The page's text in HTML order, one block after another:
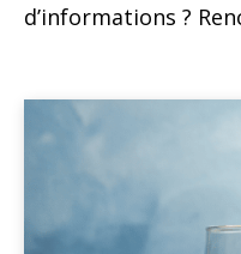
d’informations ?